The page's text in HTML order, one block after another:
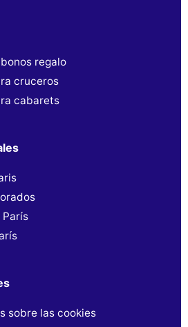
regalo
cruceros
cabarets
París
sobre las cookies